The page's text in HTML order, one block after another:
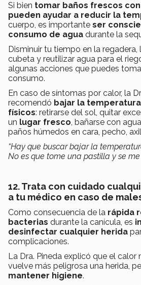
Si bien tomar baños frescos
pueden ayudar a reducir la
cuerpo, es importante ser
consumo de agua durante la
Disminuir tu tiempo en la regadera,
cubeta y reutilizar agua para el
algunas acciones que puedes
consumo.
En caso de síntomas por calor, la
recomendó bajar la
físicos: retirarse del sol, quitar
un lugar fresco, bañarse con
paños húmedos en cara, pecho,
“Hay que buscar bajar la
No es que tome una pastilla y se me
12. Trata con cuidado
a tu médico en caso de
Como consecuencia de la rápida
bacterias durante la canícula, es
desinfectar cualquier herida
complicaciones.
La Dra. Pineda explicó que el calor
vuelve más peligrosa una herida,
mantener higiene.